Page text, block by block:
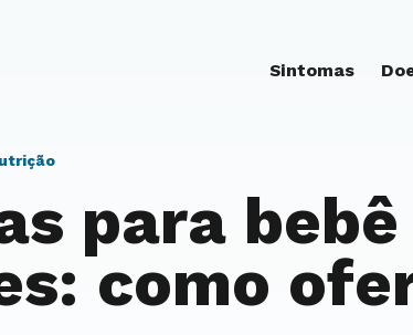
Sintomas
para bebê
como